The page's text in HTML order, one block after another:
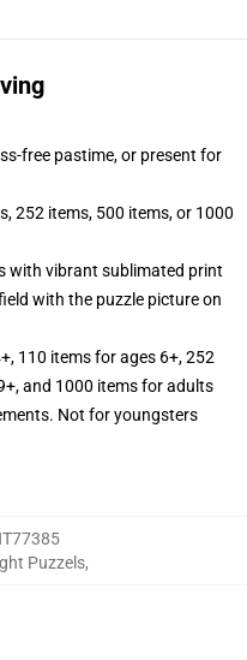
free pastime, or present for
252 items, 500 items, or 1000
with vibrant sublimated print
with the puzzle picture on
110 items for ages 6+, 252
and 1000 items for adults
Not for youngsters
Puzzels,